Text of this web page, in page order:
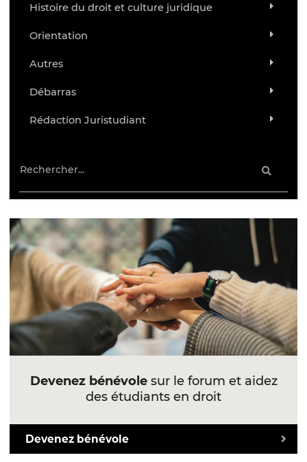
Histoire du droit et culture juridique
Orientation
Autres
Débarras
Rédaction Juristudiant
Devenez bénévolesur le forum et aidez
des étudiants en droit
Devenez bénévole